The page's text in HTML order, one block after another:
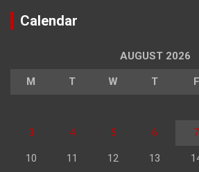
Calendar
AUGUST 2026
M T W T F
3 4 5 6 7
10 11 12 13